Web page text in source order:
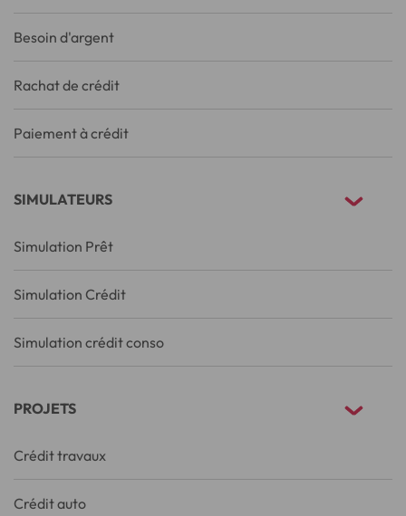
Besoin d'argent
Rachat de crédit
Paiement à crédit
SIMULATEURS
Simulation Prêt
Simulation Crédit
Simulation crédit conso
PROJETS
Crédit travaux
Crédit auto